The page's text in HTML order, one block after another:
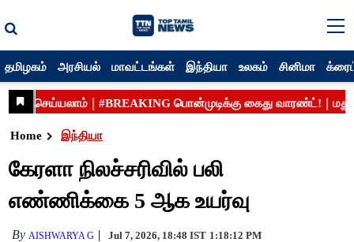
தமிழகம் அரசியல் மாவட்டங்கள் இந்தியா உலகம் சினிமா
Home இந்தியா
கேரளா நிலச்சரிவில் பலி
எண்ணிக்கை 5 ஆக உயர்வு
By AISHWARYA G Jul 7, 2026, 18:48 IST 1:18:12 PM